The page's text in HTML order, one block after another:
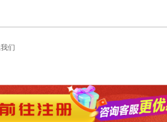
们